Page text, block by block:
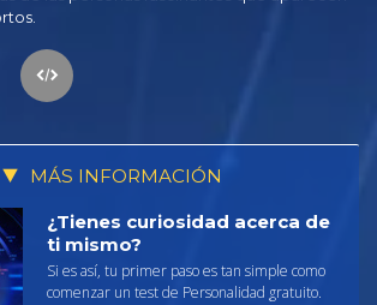
MÁS INFORMACIÓN
¿Tienes curiosidad acerca de
ti mismo?
Si es así, tu primer paso es tan simple como
comenzar un test de Personalidad gratuito.